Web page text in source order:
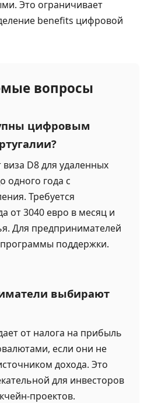
Это ограничивает
benefits цифровой
вопросы
цифровым
виза D8 для удаленных
одного года с
Требуется
от 3040 евро в месяц и
Для предпринимателей
поддержки.
выбирают
от налога на прибыль
если они не
дохода. Это
для инвесторов
проектов.